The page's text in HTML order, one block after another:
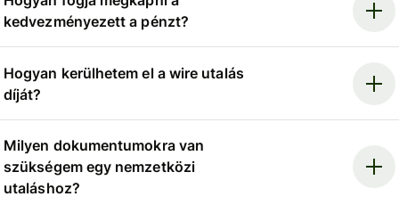
kedvezményezett a pénzt?
Hogyan kerülhetem el a wire utalás
díját?
Milyen dokumentumokra van
szükségem egy nemzetközi
utaláshoz?